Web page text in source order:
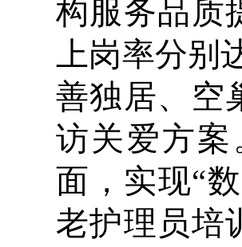
构服务品质
上岗率分别
善独居、空
访关爱方
面，实现“
老护理员培